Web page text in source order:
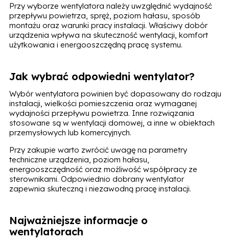
Przy wyborze wentylatora należy uwzględnić wydajność
przepływu powietrza, spręż, poziom hałasu, sposób
montażu oraz warunki pracy instalacji. Właściwy dobór
urządzenia wpływa na skuteczność wentylacji, komfort
użytkowania i energooszczędną pracę systemu.
Jak wybrać odpowiedni wentylator?
Wybór wentylatora powinien być dopasowany do rodzaju
instalacji, wielkości pomieszczenia oraz wymaganej
wydajności przepływu powietrza. Inne rozwiązania
stosowane są w wentylacji domowej, a inne w obiektach
przemysłowych lub komercyjnych.
Przy zakupie warto zwrócić uwagę na parametry
techniczne urządzenia, poziom hałasu,
energooszczędność oraz możliwość współpracy ze
sterownikami. Odpowiednio dobrany wentylator
zapewnia skuteczną i niezawodną pracę instalacji.
Najważniejsze informacje o
wentylatorach